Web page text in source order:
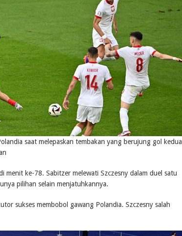
saat melepaskan tembakan yang berujung gol kedua
menit ke-78. Sabitzer melewati Szczesny dalam duel satu
pilihan selain menjatuhkannya.
sukses membobol gawang Polandia. Szczesny salah